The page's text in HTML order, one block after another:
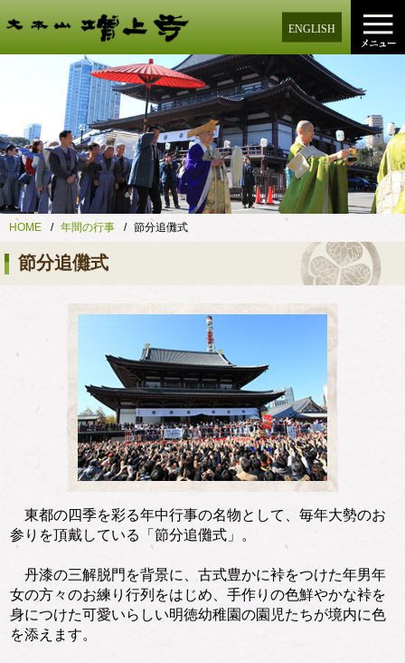
ENGLISH
HOME 年間の行事 節分追儺式
節分追儺式
東都の四季を彩る年中行事の名物として、毎年大勢のお
参りを頂戴している「節分追儺式」。
丹漆の三解脱門を背景に、古式豊かに裃をつけた年男年
女の方々のお練り行列をはじめ、手作りの色鮮やかな裃を
身につけた可愛いらしい明徳幼稚園の園児たちが境内に色
を添えます。